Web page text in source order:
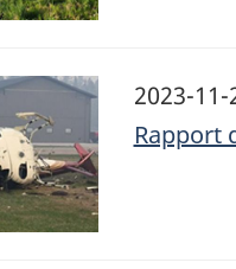
2023-11-
Rapport